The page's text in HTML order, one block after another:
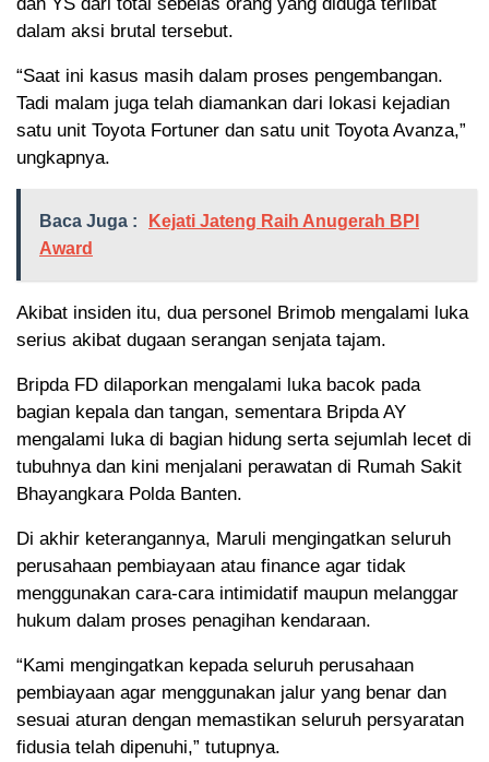
dalam aksi brutal tersebut.
“Saat ini kasus masih dalam proses pengembangan.
Tadi malam juga telah diamankan dari lokasi kejadian
satu unit Toyota Fortuner dan satu unit Toyota Avanza,”
ungkapnya.
Baca Juga :
Kejati Jateng Raih Anugerah BPI
Award
Akibat insiden itu, dua personel Brimob mengalami luka
serius akibat dugaan serangan senjata tajam.
Bripda FD dilaporkan mengalami luka bacok pada
bagian kepala dan tangan, sementara Bripda AY
mengalami luka di bagian hidung serta sejumlah lecet di
tubuhnya dan kini menjalani perawatan di Rumah Sakit
Bhayangkara Polda Banten.
Di akhir keterangannya, Maruli mengingatkan seluruh
perusahaan pembiayaan atau finance agar tidak
menggunakan cara-cara intimidatif maupun melanggar
hukum dalam proses penagihan kendaraan.
“Kami mengingatkan kepada seluruh perusahaan
pembiayaan agar menggunakan jalur yang benar dan
sesuai aturan dengan memastikan seluruh persyaratan
fidusia telah dipenuhi,” tutupnya.